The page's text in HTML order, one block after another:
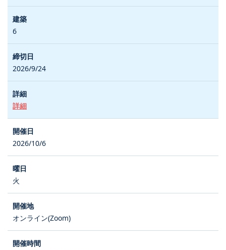
6
2026/9/24
詳細
2026/10/6
火
オンライン(Zoom)